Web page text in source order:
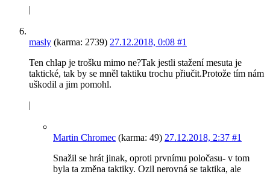
|
masly (karma: 2739) 27.12.2018, 0:08 #1
Ten chlap je trošku mimo ne?Tak jestli stažení mesuta je
taktické, tak by se mněl taktiku trochu přiučit.Protože tím nám
uškodil a jim pomohl.
|
Martin Chromec (karma: 49) 27.12.2018, 2:37 #1
Snažil se hrát jinak, oproti prvnímu poločasu- v tom
byla ta změna taktiky. Ozil nerovná se taktika, ale